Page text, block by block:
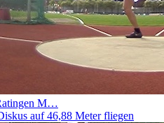
M…
auf 46,88 Meter fliegen